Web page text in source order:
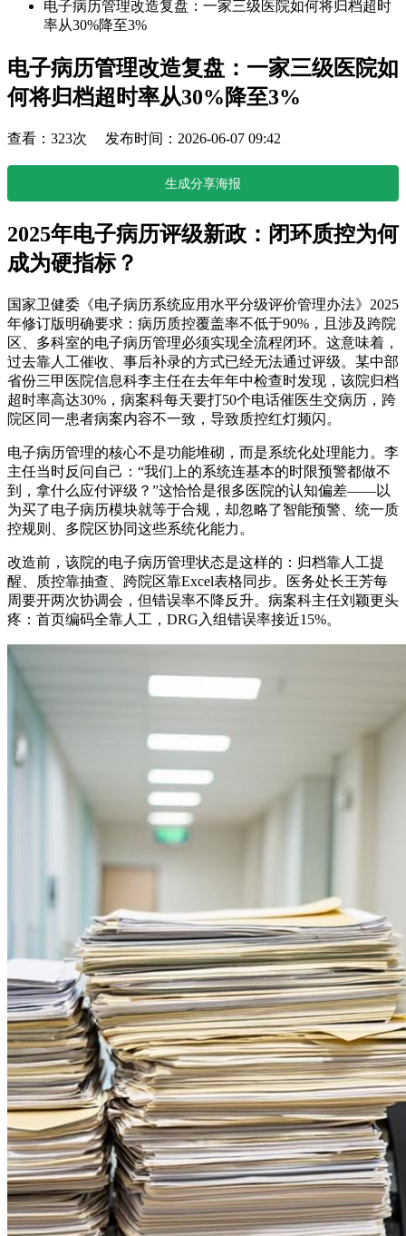
电子病历管理改造复盘：一家三级医院如何将归档超时
率从30%降至3%
电子病历管理改造复盘：一家三级医院如
何将归档超时率从30%降至3%
查看：323次 发布时间：2026-06-07 09:42
生成分享海报
2025年电子病历评级新政：闭环质控为何
成为硬指标？
国家卫健委《电子病历系统应用水平分级评价管理办法》2025
年修订版明确要求：病历质控覆盖率不低于90%，且涉及跨院
区、多科室的电子病历管理必须实现全流程闭环。这意味着，
过去靠人工催收、事后补录的方式已经无法通过评级。某中部
省份三甲医院信息科李主任在去年年中检查时发现，该院归档
超时率高达30%，病案科每天要打50个电话催医生交病历，跨
院区同一患者病案内容不一致，导致质控红灯频闪。
电子病历管理的核心不是功能堆砌，而是系统化处理能力。李
主任当时反问自己：“我们上的系统连基本的时限预警都做不
到，拿什么应付评级？”这恰恰是很多医院的认知偏差——以
为买了电子病历模块就等于合规，却忽略了智能预警、统一质
控规则、多院区协同这些系统化能力。
改造前，该院的电子病历管理状态是这样的：归档靠人工提
醒、质控靠抽查、跨院区靠Excel表格同步。医务处长王芳每
周要开两次协调会，但错误率不降反升。病案科主任刘颖更头
疼：首页编码全靠人工，DRG入组错误率接近15%。